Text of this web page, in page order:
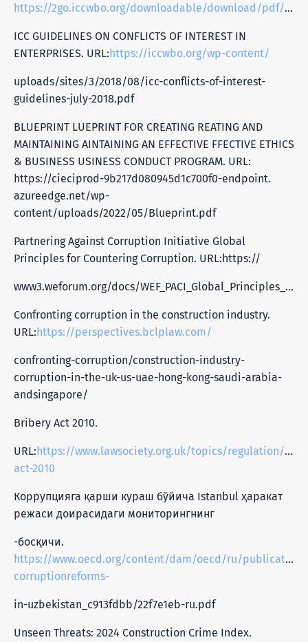
https://2go.iccwbo.org/downloadable/download/pdf/product_id/229/
ICC GUIDELINES ON CONFLICTS OF INTEREST IN
ENTERPRISES. URL:https://iccwbo.org/wp-content/
uploads/sites/3/2018/08/icc-conflicts-of-interest-
guidelines-july-2018.pdf
BLUEPRINT LUEPRINT FOR CREATING REATING AND
MAINTAINING AINTAINING AN EFFECTIVE FFECTIVE ETHICS
& BUSINESS USINESS CONDUCT PROGRAM. URL:
https://cieciprod-9b217d080945d1c700f0-endpoint.
azureedge.net/wp-
content/uploads/2022/05/Blueprint.pdf
Partnering Against Corruption Initiative Global
Principles for Countering Corruption. URL:https://
www3.weforum.org/docs/WEF_PACI_Global_Principles_for_Countering_Corruption.pdf
Confronting corruption in the construction industry.
URL:https://perspectives.bclplaw.com/
confronting-corruption/construction-industry-
corruption-in-the-uk-us-uae-hong-kong-saudi-arabia-
andsingapore/
Bribery Act 2010.
URL:https://www.lawsociety.org.uk/topics/regulation/
act-2010
Коррупцияга қарши кураш бўйича Istanbul ҳаракат
режаси доирасидаги мониторингнинг
-босқичи.
https://www.oecd.org/content/dam/oecd/ru/
corruptionreforms-
in-uzbekistan_c913fdbb/22f7e1eb-ru.pdf
Unseen Threats: 2024 Construction Crime Index.